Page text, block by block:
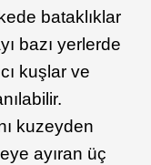
bataklıklar
bazı yerlerde
kuşlar ve
kuzeyden
ayıran üç